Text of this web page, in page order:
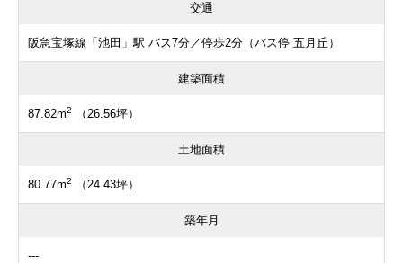
交通
阪急宝塚線「池田」駅 バス7分／停歩2分（バス停 五月丘）
建築面積
87.82m2 （26.56坪）
土地面積
80.77m2 （24.43坪）
築年月
---